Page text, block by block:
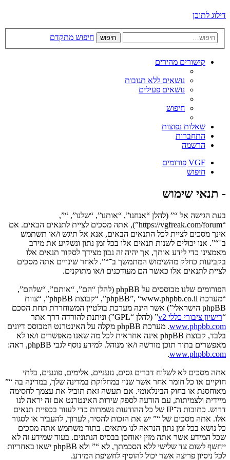
דילוג לתוכן
חיפוש חיפוש מתקדם
קישורים מהירים
נושאים ללא תגובות
נושאים פעילים
חיפוש
שאלות נפוצות
התחברות
הרשמה
VGF פורומים
חיפוש
- תנאי שימוש
בעת הגישה אל “” (להלן “אנחנו”, “אותנו”, “שלנו”, “”,
“https://vgfreak.com/forum”), אתה מסכים לציית לתנאים הבאים. אם
אינך מסכים לציית לכל התנאים הבאים, אנא אל תיגש ו/או תשתמש
ב־“”. אנו יכולים לשנות תנאים אלו בכל זמן נתון ונשקיע את מירב
מאמצינו כדי לידע אותך, אך יהיה זה נבון מצידך לסקור תנאים אלו
בקביעות כחלק מהשימוש המתמשך ב־“”. לאחר שינויים אתה מסכים
לציית לתנאים אלו כאשר הם מעודכנים ו/או מתוקנים.
הפורומים שלנו מבוססים על phpBB (להלן “הם”, “אותם”, “שלהם”,
“מערכת phpBB”, “www.phpbb.co.il”, “קבוצת phpBB”, “צוות
phpBB הישראלי”) אשר הינה מערכת בולטיין המשוחררת תחת הסכם
“רישיון ציבורי כללי v2
” (להלן “GPL”) וניתנת להורדה דרך אתר
www.phpbb.com
. מערכת phpBB מקלה על האינטרנט המבוסס דיונים
בלבד, קבוצת phpBB אינה אחראית לכל מה שאנו מאפשרים ו/או לא
מאפשרים בתור תוכן מורשה ו/או מנוהל. למידע נוסף לגבי phpBB, ראה:
www.phpbb.com
.
אתה מסכים לא לשלוח דברים גסים, גזעניים, אלימים, פוגעים, בלתי
חוקיים או כל חומר אחר אשר שנוי במחלוקת במדינה שלך, במדינה בה “”
מאוחסנת או בחוק הבינלאומי. אם תעשה זאת תוביל את עצמך לחסימה
מיידית ולצמיתות, עם הודעה לספק שירות האינטרנט אם זה יראה לנו
דרוש. כתובות ה־IP של כל ההודעות נשמרות כדי לעזור בכפיית תנאים
אלו. אתה מסכים של “” יש את הזכות להסיר, לערוך, להעביר או לסגור
כל נושא בכל זמן נתון הנראה לנו מתאים. בתור משתמש אתה מסכים
שכל המידע אשר אתה מזין יאוחסן בבסיס הנתונים. בעוד שמידע זה לא
ייחשף לשום צד שלישי ללא הסכמתך, לא “” ולא phpBB ישאו באחריות
לכל ניסיון פריצה אשר יכול להוסיף לחשיפת המידע.